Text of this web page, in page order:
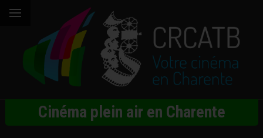
Cinéma plein air en Charente